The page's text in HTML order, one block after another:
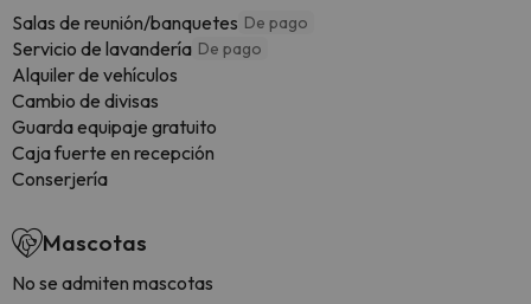
Salas de reunión/banquetes De pago
Servicio de lavandería De pago
Alquiler de vehículos
Cambio de divisas
Guarda equipaje gratuito
Caja fuerte en recepción
Conserjería
Mascotas
No se admiten mascotas